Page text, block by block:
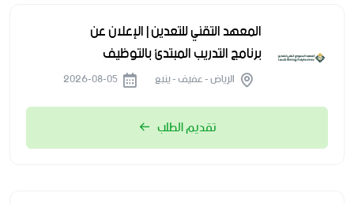
المعهد التقني للتعدين | الإعلان عن
برنامج التدريب المبتدئ بالتوظيف
الرياض - عفيف - ينبع
تقديم الطلب